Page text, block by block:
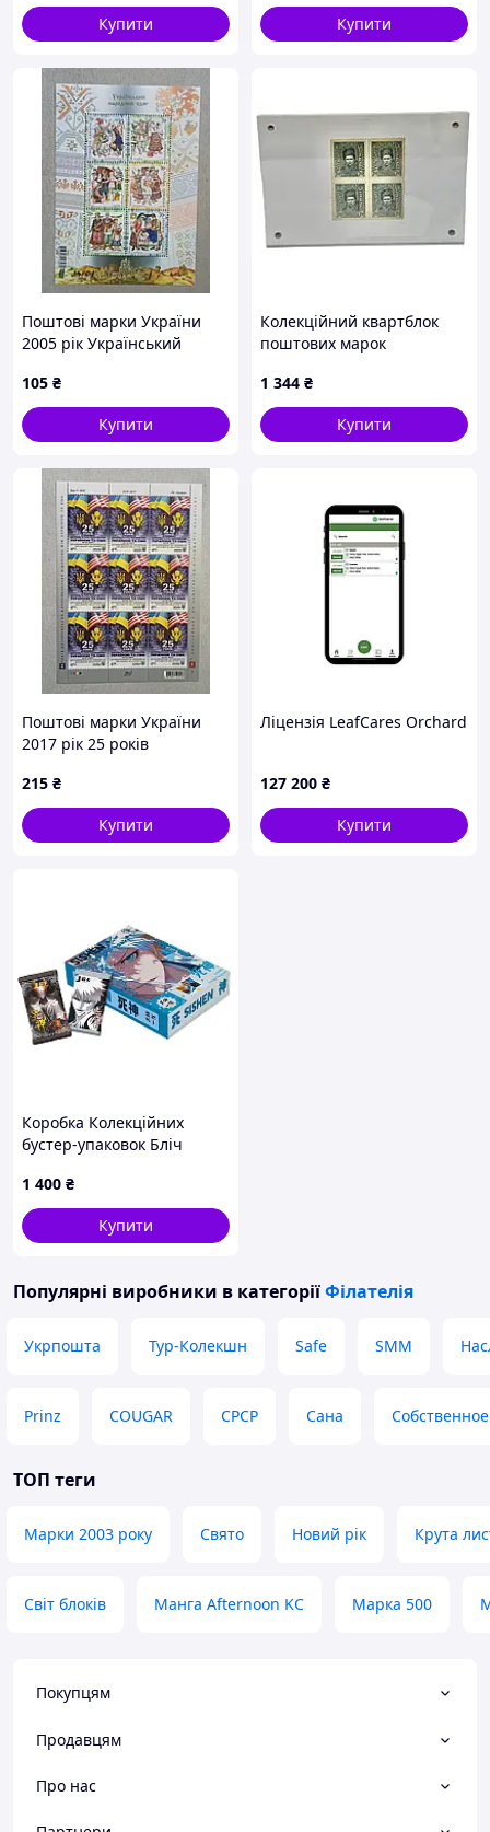
Купити
Купити
Поштові марки України
2005 рік Український
105 ₴
Купити
Колекційний квартблок
поштових марок
Республіки
1 344 ₴
Купити
Поштові марки України
2017 рік 25 років
дипломатичних відносин
між Україною і США
215 ₴
Купити
Ліцензія LeafCares Orchard
127 200 ₴
Купити
Коробка Колекційних
бустер-упаковок Бліч
1 400 ₴
Купити
Популярні виробники в категоріїФілателія
Укрпошта Тур-Колекшн Safe SMM
Prinz COUGAR СРСР Сана
ТОП теги
Марки 2003 року Свято Новий рік Крута
Світ блоків Манга Afternoon KC Марка 500
Покупцям
Продавцям
Про нас